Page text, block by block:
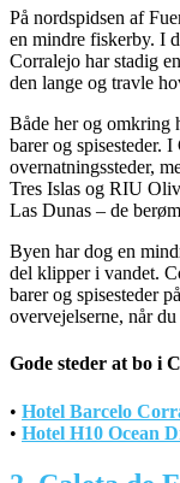
På nordspidsen af
en mindre fiskerby. I
Corralejo har stadig
den lange og travle
Både her og omkring
barer og spisesteder.
overnatningssteder,
Tres Islas og RIU
Las Dunas – de
Byen har dog en
del klipper i vandet.
barer og spisesteder
overvejelserne, når
Gode steder at bo i
• Hotel Barcelo
• Hotel H10 Ocean